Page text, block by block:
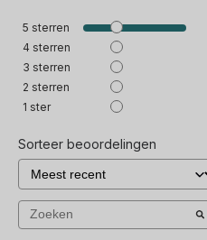
5 sterren
4 sterren
3 sterren
2 sterren
1 ster
Sorteer beoordelingen